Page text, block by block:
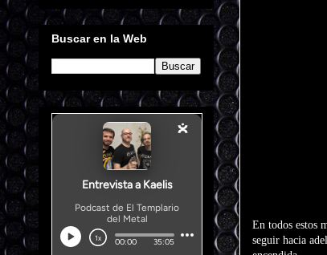
En todos estos
seguir hacia
Buscar en la Web